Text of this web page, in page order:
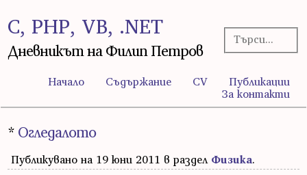
C, PHP, VB, .NET
Дневникът на Филип Петров
Начало Съдържание CV
Публикации
За контакти
* Огледалото
Публикувано на 19 юни 2011 в раздел Физика.